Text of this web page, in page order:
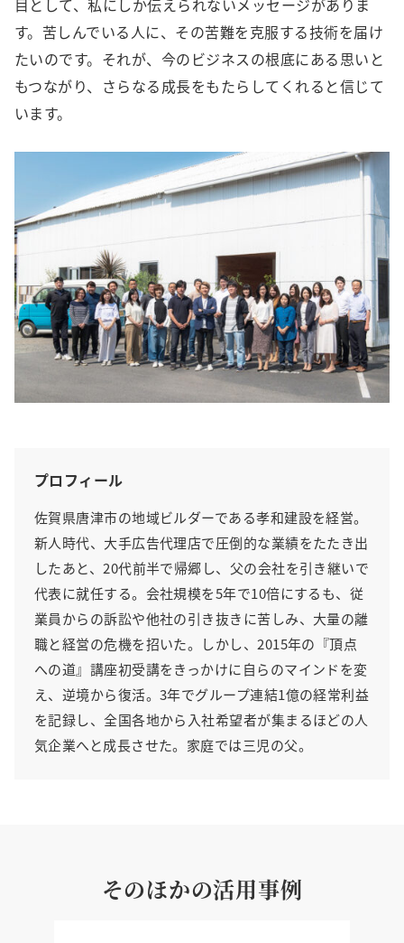
目として、私にしか伝えられないメッセージがありま
す。苦しんでいる人に、その苦難を克服する技術を届け
たいのです。それが、今のビジネスの根底にある思いと
もつながり、さらなる成長をもたらしてくれると信じて
います。
プロフィール
佐賀県唐津市の地域ビルダーである孝和建設を経営。
新人時代、大手広告代理店で圧倒的な業績をたたき出
したあと、20代前半で帰郷し、父の会社を引き継いで
代表に就任する。会社規模を5年で10倍にするも、従
業員からの訴訟や他社の引き抜きに苦しみ、大量の離
職と経営の危機を招いた。しかし、2015年の『頂点
への道』講座初受講をきっかけに自らのマインドを変
え、逆境から復活。3年でグループ連結1億の経常利益
を記録し、全国各地から入社希望者が集まるほどの人
気企業へと成長させた。家庭では三児の父。
そのほかの活用事例